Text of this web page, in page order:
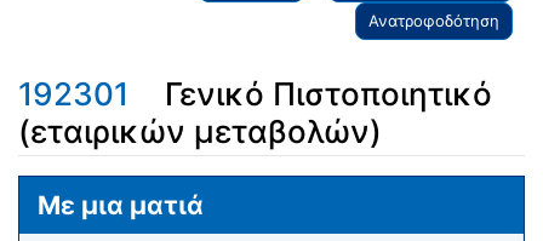
Ανατροφοδότηση
192301
Γενικό Πιστοποιητικό
(εταιρικών μεταβολών)
Μετάβαση σε: πλοήγηση
Με μια ματιά